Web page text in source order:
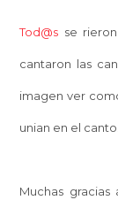
Tod@s se
cantaron las
imagen ver
unian en el canto.
Muchas